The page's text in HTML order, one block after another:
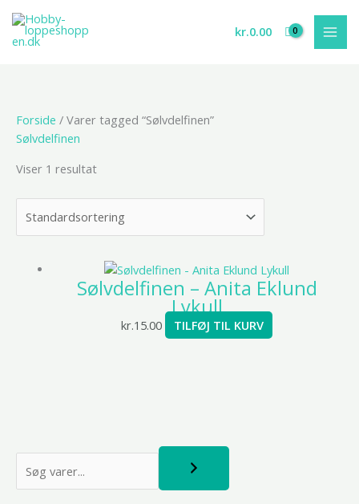
indholdet
kr.0.00
S
Forside / Varer tagged “Sølvdelfinen”
Sølvdelfinen
Viser 1 resultat
Sølvdelfinen – Anita Eklund
Lykull
kr.15.00 TILFØJ TIL KURV